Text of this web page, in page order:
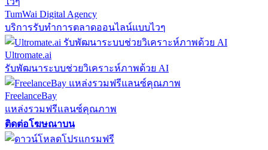
TumWai Digital Agency
บริการรับทำการตลาดออนไลน์แบบไวๆ
Ultromate.ai
รับพัฒนาระบบช่วยวิเคราะห์ภาพด้วย AI
FreelanceBay
แหล่งรวมฟรีแลนซ์คุณภาพ
ติดต่อโฆษณาบน